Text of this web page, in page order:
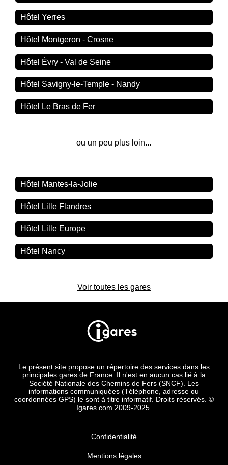
Hôtel Yerres
Hôtel Montgeron - Crosne
Hôtel Évry - Val de Seine
Hôtel Savigny-le-Temple - Nandy
Hôtel Le Bras de Fer
ou un peu plus loin...
Hôtel Mantes-la-Jolie
Hôtel Lille Flandres
Hôtel Lille Europe
Hôtel Nancy
Voir toutes les gares
Le présent site propose un répertoire des services dans les
principales gares de France. Il n'est en aucun cas lié à la
Société Nationale des Chemins de Fers (SNCF). Les
informations communiquées (Téléphone, adresse ou
coordonnées GPS) le sont à titre informatif. Droits réservés. ©
Igares.com 2009-2025.
Confidentialité
Mentions légales